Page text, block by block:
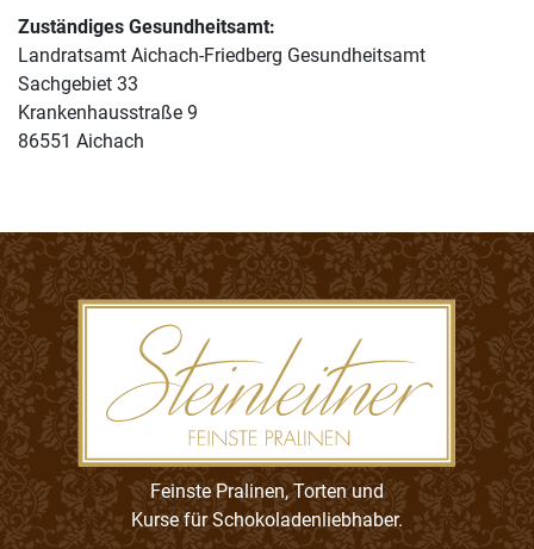
Zuständiges Gesundheitsamt:
Landratsamt Aichach-Friedberg Gesundheitsamt
Sachgebiet 33
Krankenhausstraße 9
86551 Aichach
Feinste Pralinen, Torten und
Kurse für Schokoladenliebhaber.